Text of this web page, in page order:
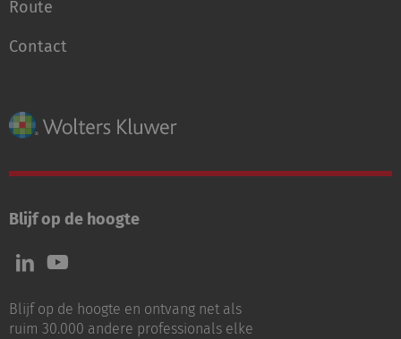
Route
Contact
Blijf op de hoogte
Volg
ons
LinkedIn
Volg
ons
Youtube
Blijf op de hoogte en ontvang net als
ruim 30.000 andere professionals elke